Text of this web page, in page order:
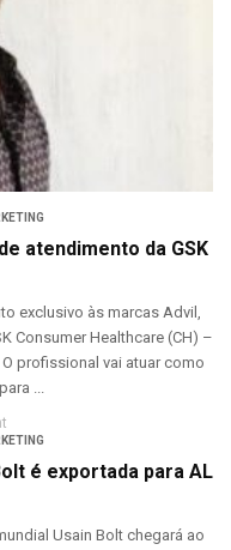
atendimento da GSK
exclusivo às marcas Advil,
Consumer Healthcare (CH) –
profissional vai atuar como
...
é exportada para AL
Usain Bolt chegará ao